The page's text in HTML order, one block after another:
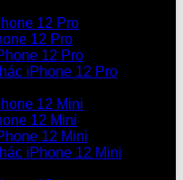
12 Pro
12 Pro
12 Pro
iPhone 12 Pro
12 Mini
12 Mini
12 Mini
iPhone 12 Mini